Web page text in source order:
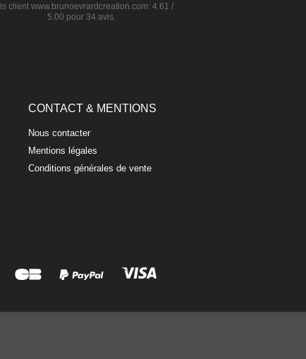
client www.brunoevrardcreation.com: 4.61 /
5.00 pour 34 avis.
CONTACT & MENTIONS
Nous contacter
Mentions légales
Conditions générales de vente